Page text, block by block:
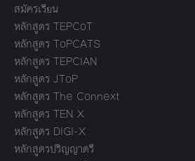
สมัครเรียน
หลักสูตร TEPCoT
หลักสูตร ToPCATS
หลักสูตร TEPCIAN
หลักสูตร JToP
หลักสูตร The Connext
หลักสูตร TEN X
หลักสูตร DIGI-X
หลักสูตรปริญญาตรี